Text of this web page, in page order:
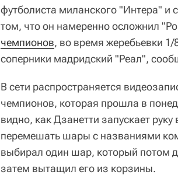
футболиста миланского "Интера" и
том, что он намеренно осложнил
чемпионов, во время жеребьевки
соперники мадридский "Реал",
В сети распространяется
чемпионов, которая прошла в
видно, как Дзанетти запускает
перемешать шары с названиями
выбирал один шар, который потом
затем вытащил его из корзины.